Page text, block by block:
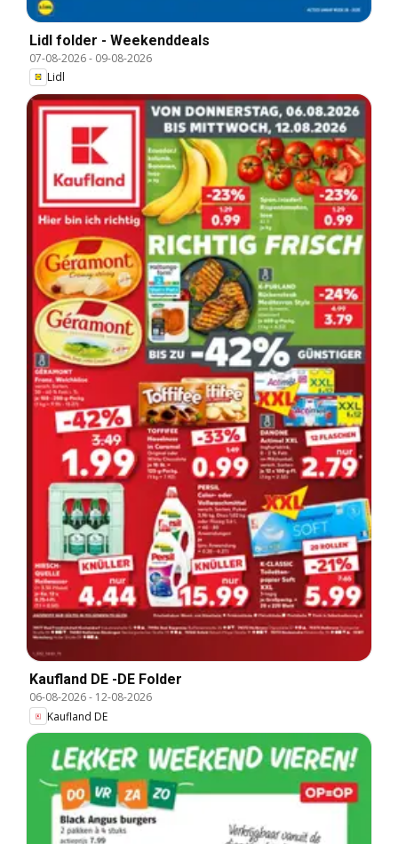
Lidl folder - Weekenddeals
07-08-2026- 09-08-2026
Lidl
Kaufland DE -DE Folder
06-08-2026- 12-08-2026
Kaufland DE